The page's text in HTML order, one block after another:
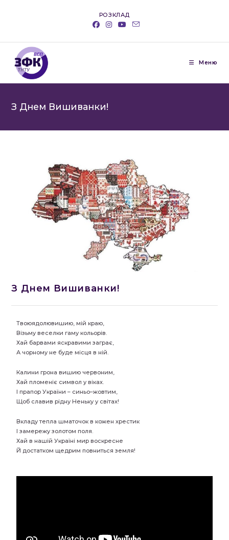
РОЗКЛАД
Меню
З Днем Вишиванки!
З Днем Вишиванки!
Твоюядолювишию ,мій краю
Візьму веселки гаму кольорів
Хай барвами яскравими заграє
А чорному не буде місця в ній
Калини грона вишию червоним
Хай пломеніє символ у віках
І прапор України – синьо–жовтим
Щоб славив рідну Неньку у світах!
Вкладу тепла шматочок в кожен хрестик
І замережу золотом поля
Хай в нашій Україні мир воскресне
Й достатком щедрим повниться земля!